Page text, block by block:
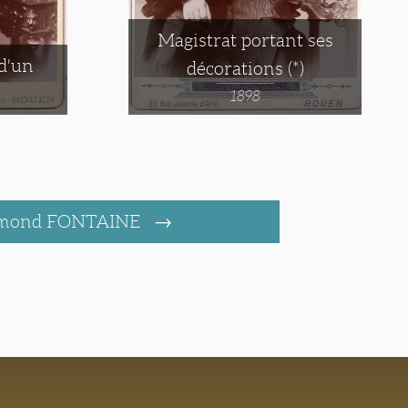
Magistrat portant ses
décorations (*)
1898
FONTAINE